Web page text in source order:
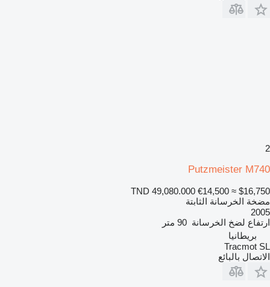
2
Putzmeister M740
TND 49,080.000 €14,500 ≈ $16,750
مضخة الخرسانة الثابتة
2005
ارتفاع لضخ الخرسانة 90 متر
بريطانيا
Tracmot SL
الاتصال بالبائع